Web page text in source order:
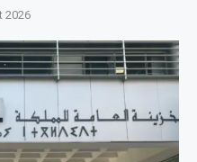
2026